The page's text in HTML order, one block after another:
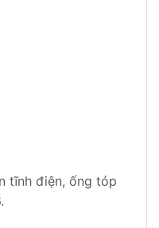
tĩnh điện, ống tóp